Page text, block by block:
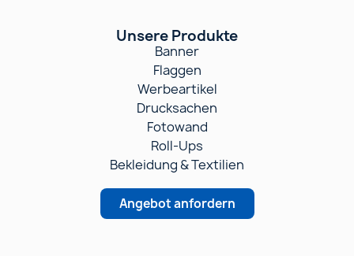
Unsere Produkte
Banner
Flaggen
Werbeartikel
Drucksachen
Fotowand
Roll-Ups
Bekleidung & Textilien
Angebot anfordern